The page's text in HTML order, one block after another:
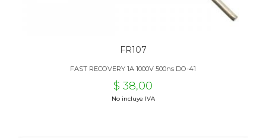
FR107
FAST RECOVERY 1A 1000V 500ns DO-41
$ 38,00
No incluye IVA